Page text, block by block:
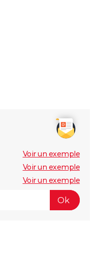
Voir un exemple
Voir un exemple
Voir un exemple